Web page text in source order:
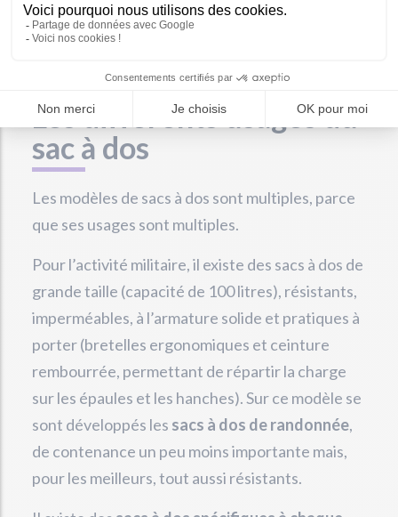
doit également être au coeur du processus de
fabrication.
Les différents usages du
sac à dos
Les modèles de sacs à dos sont multiples, parce
que ses usages sont multiples.
Pour l’activité militaire, il existe des sacs à dos de
grande taille (capacité de 100 litres), résistants,
imperméables, à l’armature solide et pratiques à
porter (bretelles ergonomiques et ceinture
rembourrée, permettant de répartir la charge
sur les épaules et les hanches). Sur ce modèle se
sont développés les sacs à dos de randonnée,
de contenance un peu moins importante mais,
pour les meilleurs, tout aussi résistants.